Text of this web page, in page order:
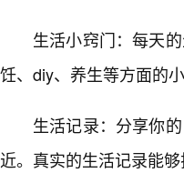
生活小窍门：每天
饪、diy、养生等方面的
生活记录：分享你
近。真实的生活记录能